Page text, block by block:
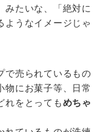
みたいな、「絶対に
ようなイメージじゃ
で売られているもの
物にお菓子等、日常
れをとってもめちゃ